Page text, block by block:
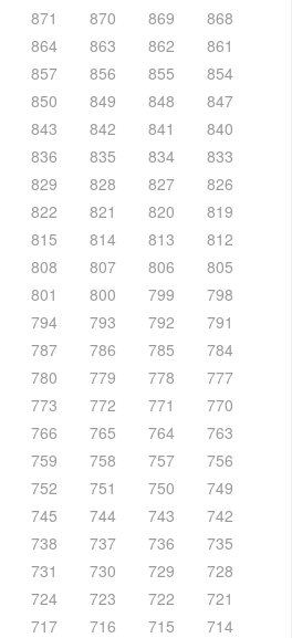
871 870 869
868
864 863 862
861
857 856 855
854
850 849 848
847
843 842 841
840
836 835 834
833
829 828 827
826
822 821 820
819
815 814 813
812
808 807 806
805
801 800 799
798
794 793 792
791
787 786 785
784
780 779 778
777
773 772 771
770
766 765 764
763
759 758 757
756
752 751 750
749
745 744 743
742
738 737 736
735
731 730 729
728
724 723 722
721
717 716 715
714